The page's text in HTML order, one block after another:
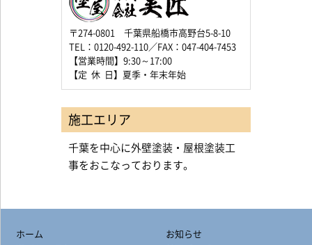
〒274-0801 千葉県船橋市高野台5-8-10
TEL：0120-492-110／FAX：047-404-7453
【営業時間】9:30～17:00
【定 休 日】夏季・年末年始
施工エリア
千葉を中心に外壁塗装・屋根塗装工
事をおこなっております。
ホーム
お知らせ